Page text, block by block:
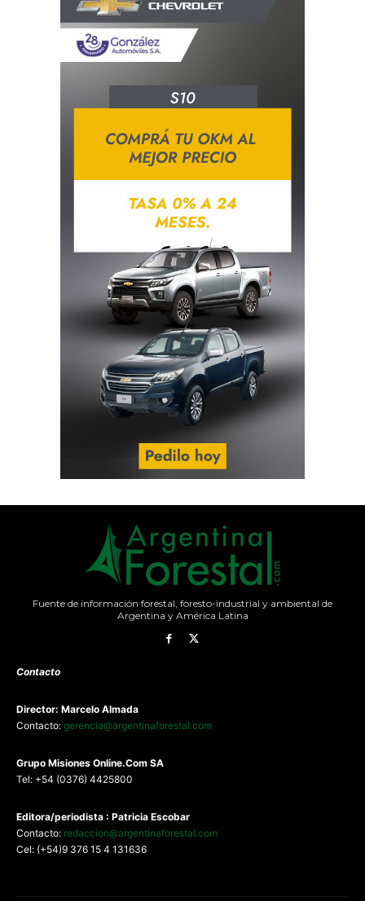
Fuente de información forestal, foresto-industrial y ambiental de
Argentina y América Latina
Contacto
Director: Marcelo Almada
Contacto: gerencia@argentinaforestal.com
Grupo Misiones Online.Com SA
Tel: +54 (0376) 4425800
Editora/periodista : Patricia Escobar
Contacto: redaccion@argentinaforestal.com
Cel: (+54)9 376 15 4 131636